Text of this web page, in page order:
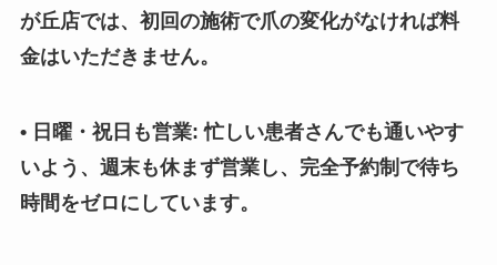
が丘店では、初回の施術で爪の変化がなければ料
金はいただきません。
• 日曜・祝日も営業: 忙しい患者さんでも通いやす
いよう、週末も休まず営業し、完全予約制で待ち
時間をゼロにしています。